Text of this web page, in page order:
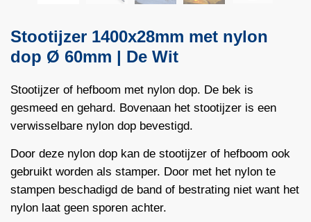
Stootijzer 1400x28mm met nylon
dop Ø 60mm | De Wit
Stootijzer of hefboom met nylon dop. De bek is
gesmeed en gehard. Bovenaan het stootijzer is een
verwisselbare nylon dop bevestigd.
Door deze nylon dop kan de stootijzer of hefboom ook
gebruikt worden als stamper. Door met het nylon te
stampen beschadigd de band of bestrating niet want het
nylon laat geen sporen achter.